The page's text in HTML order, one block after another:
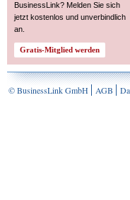
BusinessLink? Melden Sie sich
jetzt kostenlos und unverbindlich
an.
© BusinessLink GmbH AGB